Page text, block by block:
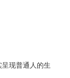
现普通人的生